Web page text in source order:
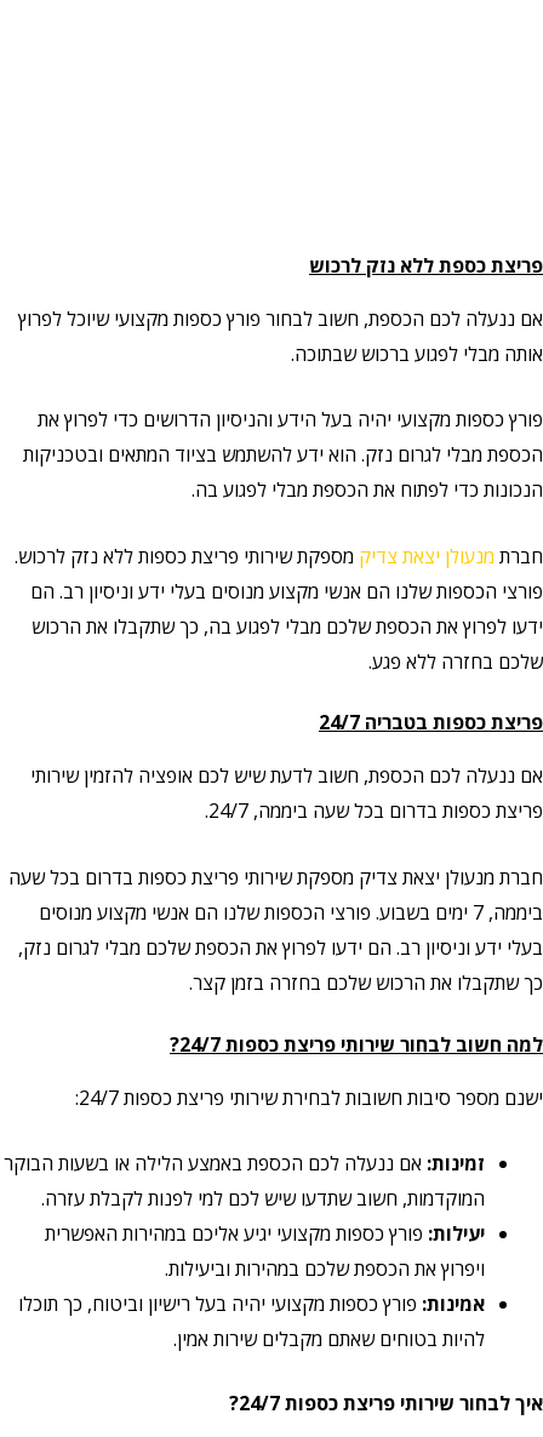
פריצת כספת ללא נזק לרכוש
אם ננעלה לכם הכספת, חשוב לבחור פורץ כספות מקצועי שיוכל לפרוץ
אותה מבלי לפגוע ברכוש שבתוכה.
פורץ כספות מקצועי יהיה בעל הידע והניסיון הדרושים כדי לפרוץ את
הכספת מבלי לגרום נזק. הוא ידע להשתמש בציוד המתאים ובטכניקות
הנכונות כדי לפתוח את הכספת מבלי לפגוע בה.
חברת מנעולן יצאת צדיק מספקת שירותי פריצת כספות ללא נזק לרכוש.
פורצי הכספות שלנו הם אנשי מקצוע מנוסים בעלי ידע וניסיון רב. הם
ידעו לפרוץ את הכספת שלכם מבלי לפגוע בה, כך שתקבלו את הרכוש
שלכם בחזרה ללא פגע.
פריצת כספות בטבריה 24/7
אם ננעלה לכם הכספת, חשוב לדעת שיש לכם אופציה להזמין שירותי
פריצת כספות בדרום בכל שעה ביממה, 24/7.
חברת מנעולן יצאת צדיק מספקת שירותי פריצת כספות בדרום בכל שעה
ביממה, 7 ימים בשבוע. פורצי הכספות שלנו הם אנשי מקצוע מנוסים
בעלי ידע וניסיון רב. הם ידעו לפרוץ את הכספת שלכם מבלי לגרום נזק,
כך שתקבלו את הרכוש שלכם בחזרה בזמן קצר.
למה חשוב לבחור שירותי פריצת כספות 24/7?
ישנם מספר סיבות חשובות לבחירת שירותי פריצת כספות 24/7:
זמינות: אם ננעלה לכם הכספת באמצע הלילה או בשעות הבוקר
המוקדמות, חשוב שתדעו שיש לכם למי לפנות לקבלת עזרה.
יעילות: פורץ כספות מקצועי יגיע אליכם במהירות האפשרית
ויפרוץ את הכספת שלכם במהירות וביעילות.
אמינות: פורץ כספות מקצועי יהיה בעל רישיון וביטוח, כך תוכלו
להיות בטוחים שאתם מקבלים שירות אמין.
איך לבחור שירותי פריצת כספות 24/7?